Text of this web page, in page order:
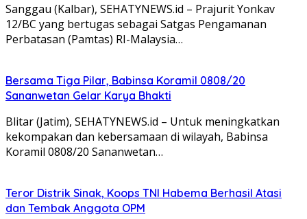
Sanggau (Kalbar), SEHATYNEWS.id – Prajurit Yonkav
12/BC yang bertugas sebagai Satgas Pengamanan
Perbatasan (Pamtas) RI-Malaysia…
Bersama Tiga Pilar, Babinsa Koramil 0808/20
Sananwetan Gelar Karya Bhakti
Blitar (Jatim), SEHATYNEWS.id – Untuk meningkatkan
kekompakan dan kebersamaan di wilayah, Babinsa
Koramil 0808/20 Sananwetan…
Teror Distrik Sinak, Koops TNI Habema Berhasil Atasi
dan Tembak Anggota OPM